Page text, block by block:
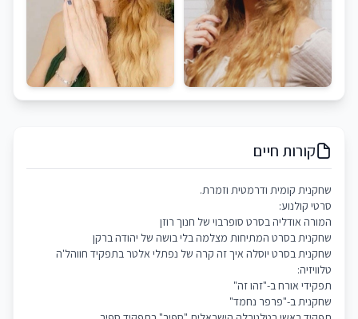
קורות חיים
שחקנית קומית ודרמטית וזמרת.
סרטי קולנוע:
המורה אודליה בסרט סופרבוי של חנוך רוזן
שחקנית בסרט המתיחות מצלמה בלי בושה של יהודה ברקן
שחקנית בסרט יוסלה איך זה קרה של נפתלי אלטר בתפקיד חווהל'ה
טלוויזיה:
תפקידי אורח ב-"זהו זה"
שחקנית ב-"פרפר נחמד"